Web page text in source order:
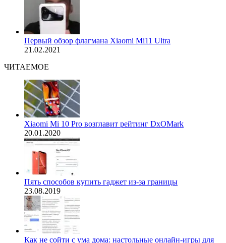
Первый обзор флагмана Xiaomi Mi11 Ultra
21.02.2021
ЧИТАЕМОЕ
Xiaomi Mi 10 Pro возглавит рейтинг DxOMark
20.01.2020
Пять способов купить гаджет из-за границы
23.08.2019
Как не сойти с ума дома: настольные онлайн-игры для